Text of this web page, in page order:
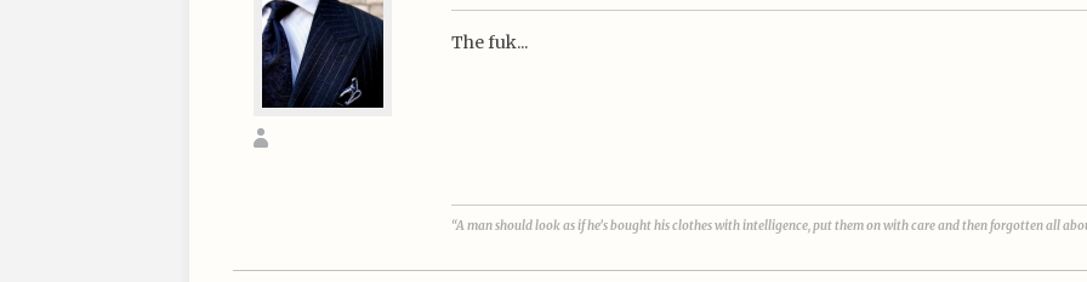
The fuk...
“A man should look as if he’s bought his clothes with intelligence, put them on with care and then forgotten all